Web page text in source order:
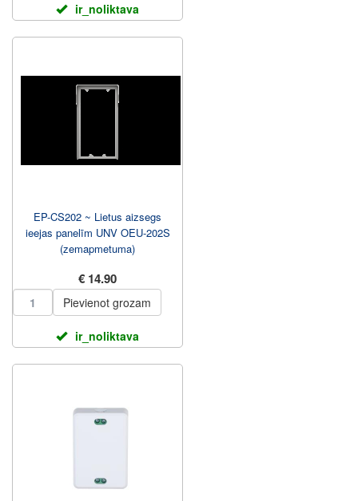
ir_noliktava
EP-CS202 ~ Lietus aizsegs
ieejas panelīm UNV OEU-202S
(zemapmetuma)
€ 14.90
Pievienot grozam
ir_noliktava